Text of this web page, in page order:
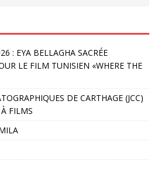
: EYA BELLAGHA SACRÉE
LE FILM TUNISIEN «WHERE THE
DE CARTHAGE (JCC)
FILMS